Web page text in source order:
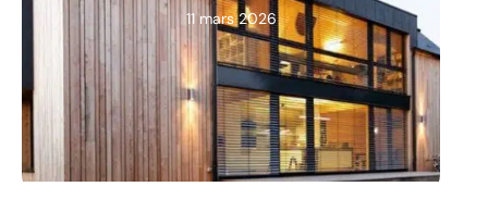
11 mars 2026